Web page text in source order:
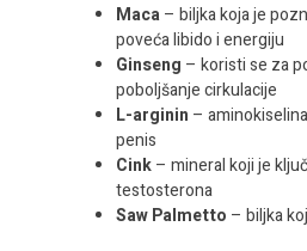
Maca– biljka koja je
poveća libido i energiju
Ginseng – koristi se za
poboljšanje cirkulacije
L-arginin –
penis
Cink– mineral koji je
testosterona
Saw Palmetto – biljka